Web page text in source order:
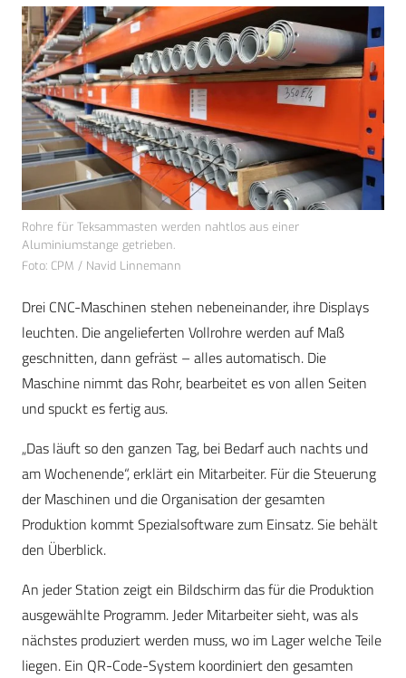
Rohre für Teksammasten werden nahtlos aus einer
Aluminiumstange getrieben.
Foto: CPM / Navid Linnemann
Drei CNC-Maschinen stehen nebeneinander, ihre Displays
leuchten. Die angelieferten Vollrohre werden auf Maß
geschnitten, dann gefräst – alles automatisch. Die
Maschine nimmt das Rohr, bearbeitet es von allen Seiten
und spuckt es fertig aus.
„Das läuft so den ganzen Tag, bei Bedarf auch nachts und
am Wochenende“, erklärt ein Mitarbeiter. Für die Steuerung
der Maschinen und die Organisation der gesamten
Produktion kommt Spezialsoftware zum Einsatz. Sie behält
den Überblick.
An jeder Station zeigt ein Bildschirm das für die Produktion
ausgewählte Programm. Jeder Mitarbeiter sieht, was als
nächstes produziert werden muss, wo im Lager welche Teile
liegen. Ein QR-Code-System koordiniert den gesamten